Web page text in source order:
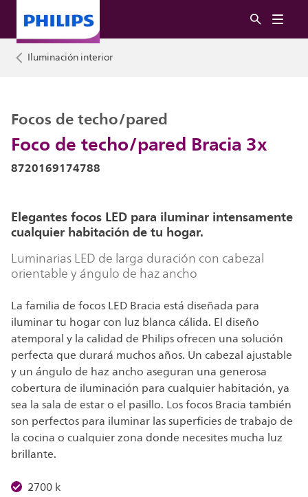
Iluminación interior
Foco de techo/pared Bracia 3x
Focos de techo/pared
8720169174788
Elegantes focos LED para iluminar intensamente
cualquier habitación de tu hogar.
Luminarias LED de larga duración con cabezal
orientable y ángulo de haz ancho
La familia de focos LED Bracia está diseñada para
iluminar tu hogar con luz blanca cálida. El diseño
atemporal y la calidad de Philips ofrecen una solución
perfecta que durará muchos años. Un cabezal ajustable
y un ángulo de haz ancho aseguran una generosa
cobertura de iluminación para cualquier habitación, ya
sea la sala de estar o el pasillo. Los focos Bracia también
son perfectos para iluminar las superficies de trabajo de
la cocina o cualquier zona donde necesites mucha luz
brillante.
2700 k